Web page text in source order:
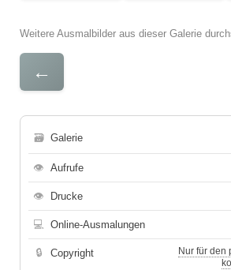
Weitere Ausmalbilder aus dieser Galerie
←
🗃 Galerie
👁 Aufrufe
👁 Drucke
💻 Online-Ausmalungen
🔒 Copyright
Nur für den